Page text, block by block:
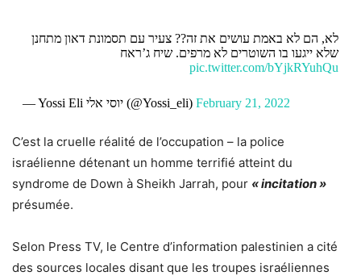
לא, הם לא באמת עושים את זה?? צעיר עם תסמונת דאון מתחנן
שלא ייגעו בו השוטרים לא מרפים. שיח ג’ראח
pic.twitter.com/bYjkRYuhQu
— Yossi Eli יוסי אלי (@Yossi_eli) February 21, 2022
C’est la cruelle réalité de l’occupation – la police
israélienne détenant un homme terrifié atteint du
syndrome de Down à Sheikh Jarrah, pour « incitation »
présumée.
Selon Press TV, le Centre d’information palestinien a cité
des sources locales disant que les troupes israéliennes